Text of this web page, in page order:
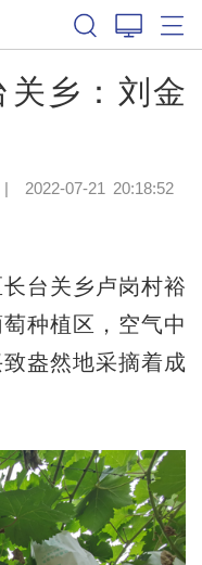
关乡：刘金
2022-07-21 20:18:52
台关乡卢岗村裕
种植区，空气中
盎然地采摘着成